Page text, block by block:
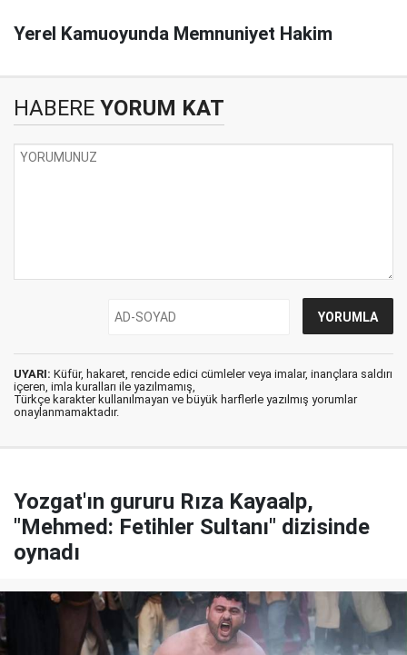
Yerel Kamuoyunda Memnuniyet Hakim
HABERE YORUM KAT
UYARI: Küfür, hakaret, rencide edici cümleler veya imalar, inançlara saldırı
içeren, imla kuralları ile yazılmamış,
Türkçe karakter kullanılmayan ve büyük harflerle yazılmış yorumlar
onaylanmamaktadır.
Yozgat'ın gururu Rıza Kayaalp,
"Mehmed: Fetihler Sultanı" dizisinde
oynadı